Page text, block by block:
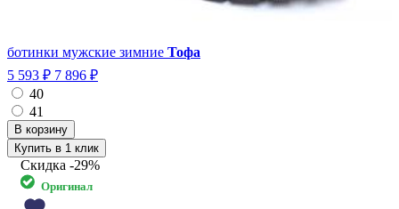
ботинки мужские зимние Тофа
5 593 ₽ 7 896 ₽
40
41
Купить в 1 клик
Скидка -29%
Оригинал